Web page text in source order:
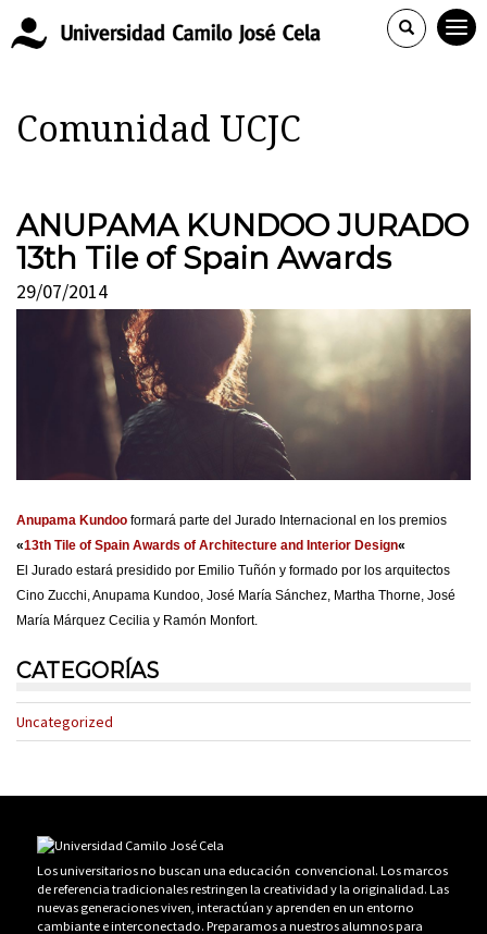
Comunidad UCJC
ANUPAMA KUNDOO JURADO
13th Tile of Spain Awards
29/07/2014
Anupama Kundoo formará parte del Jurado Internacional en los premios
«13th Tile of Spain Awards of Architecture and Interior Design«
El Jurado estará presidido por Emilio Tuñón y formado por los arquitectos
Cino Zucchi, Anupama Kundoo, José María Sánchez, Martha Thorne, José
María Márquez Cecilia y Ramón Monfort.
CATEGORÍAS
Uncategorized
Los universitarios no buscan una educación convencional. Los marcos
de referencia tradicionales restringen la creatividad y la originalidad. Las
nuevas generaciones viven, interactúan y aprenden en un entorno
cambiante e interconectado. Preparamos a nuestros alumnos para